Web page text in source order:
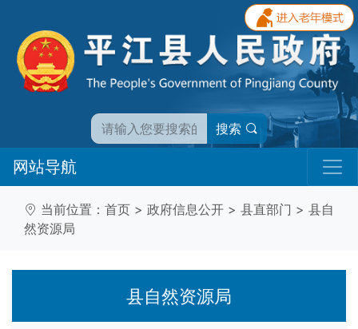
搜索
网站导航
当前位置： 首页 > 政府信息公开 > 县直部门 > 县自
然资源局
县自然资源局